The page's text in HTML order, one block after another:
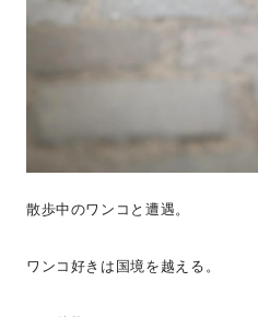
散歩中のワンコと遭遇。
ワンコ好きは国境を越える。